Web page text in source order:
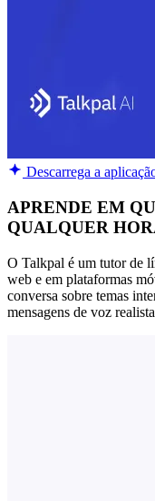
Descarrega a
APRENDE EM
QUALQUER
O Talkpal é um tutor de
web e em plataformas
conversa sobre temas
mensagens de voz